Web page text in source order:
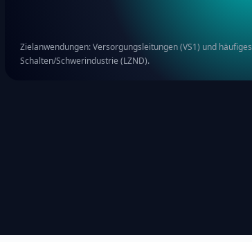
Zielanwendungen: Versorgungsleitungen (VS1) und häufiges
Schalten/Schwerindustrie (LZND).